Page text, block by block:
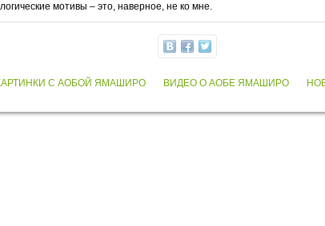
мотивы – это, наверное, не ко мне.
С АОБОЙ ЯМАШИРО ВИДЕО О АОБЕ ЯМАШИРО